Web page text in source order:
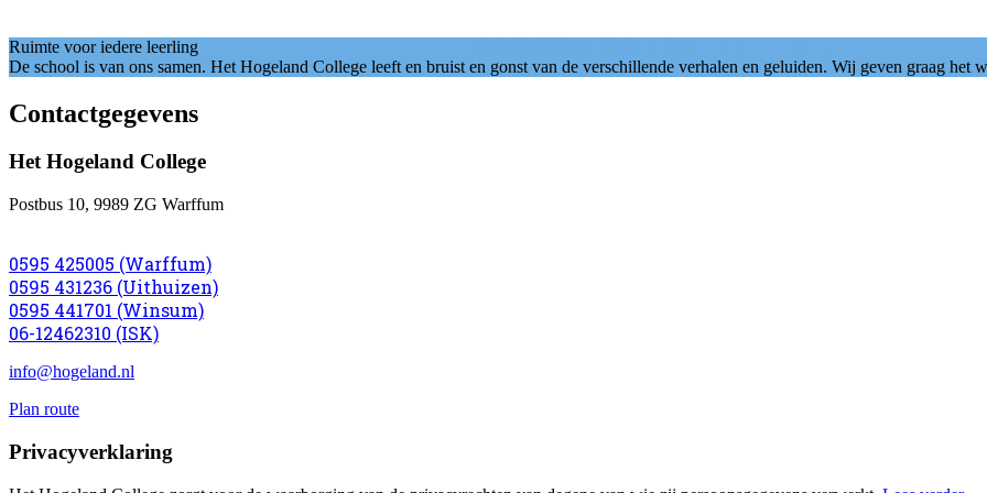
Ruimte voor iedere leerling
De school is van ons samen. Het Hogeland College leeft en bruist en gonst van de verschillende verhalen en geluiden. Wij geven graag het
Contactgegevens
Het Hogeland College
Postbus 10, 9989 ZG Warffum
0595 425005 (Warffum)
0595 431236 (Uithuizen)
0595 441701 (Winsum)
06-12462310 (ISK)
info@hogeland.nl
Plan route
Privacyverklaring